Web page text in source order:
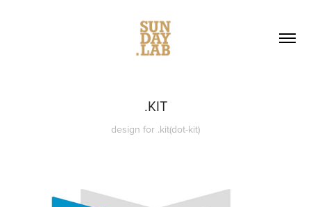
.KIT
design for .kit(dot-kit)